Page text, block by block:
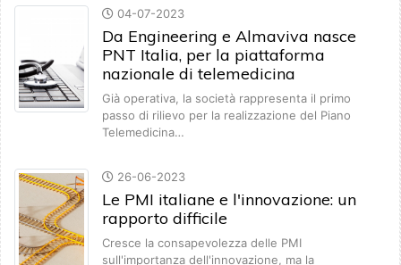
04-07-2023
Da Engineering e Almaviva nasce
PNT Italia, per la piattaforma
nazionale di telemedicina
Già operativa, la società rappresenta il primo
passo di rilievo per la realizzazione del Piano
Telemedicina…
26-06-2023
Le PMI italiane e l'innovazione: un
rapporto difficile
Cresce la consapevolezza delle PMI
sull'importanza dell'innovazione, ma la